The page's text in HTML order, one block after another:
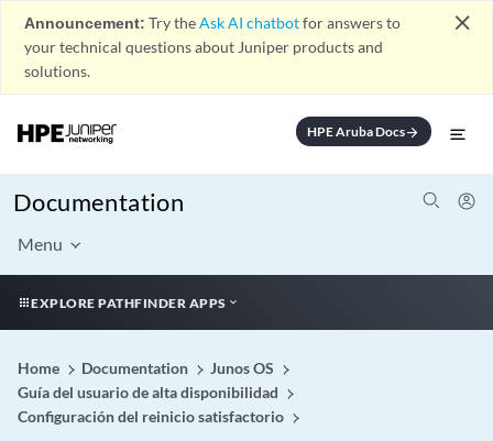
Announcement: Try theAsk AI chatbotfor answers to
your technical questions about Juniper products and
solutions.
close
HPE Aruba Docsarrow_forward
Documentation
Menu
EXPLORE PATHFINDER APPS
Home Documentation
Junos OS
Guía del usuario de alta disponibilidad
Configuración del reinicio satisfactorio